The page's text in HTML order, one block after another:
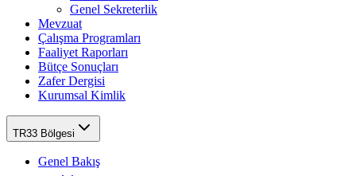
Genel Sekreterlik
Mevzuat
Çalışma Programları
Faaliyet Raporları
Bütçe Sonuçları
Zafer Dergisi
Kurumsal Kimlik
TR33 Bölgesi
Genel Bakış